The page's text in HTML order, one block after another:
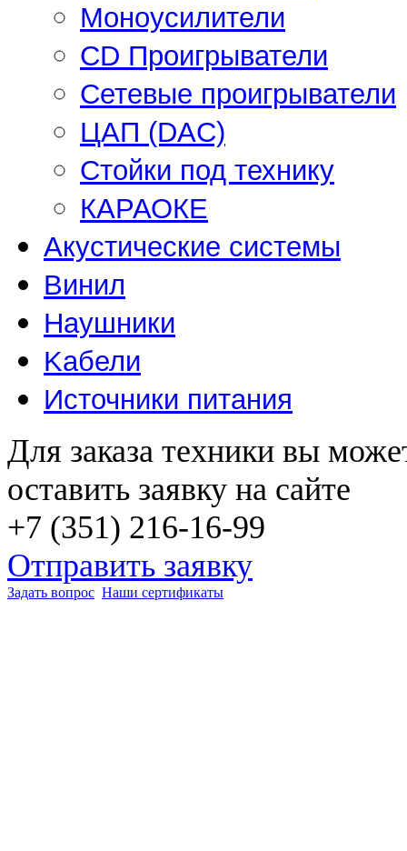
Моноусилители
CD Проигрыватели
Сетевые проигрыватели
ЦАП (DAC)
Стойки под технику
КАРАОКЕ
Акустические системы
Винил
Наушники
Kабели
Источники питания
Для заказа техники вы
оставить заявку на сайте
+7 (351) 216-16-99
Отправить заявку
Задать вопрос Наши сертификаты